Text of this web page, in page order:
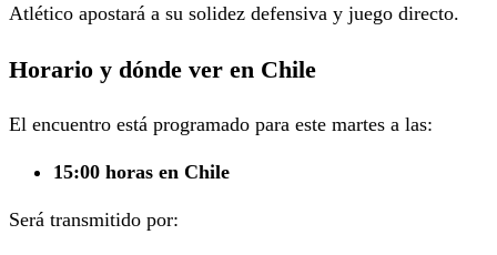
Atlético apostará a su solidez defensiva y juego directo.
Horario y dónde ver en Chile
El encuentro está programado para este martes a las:
15:00 horas en Chile
Será transmitido por: